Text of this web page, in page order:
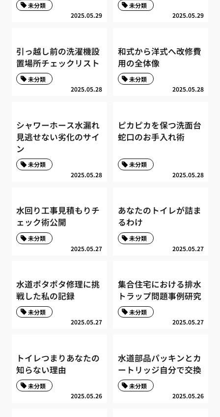
2025.05.29
未分類
2025.05.29
未分類
引っ越し前の洗濯機設
置場所チェックリスト
2025.05.28
未分類
和式から洋式へ改修費
用の全体像
2025.05.28
未分類
シャワーホース水漏れ
見逃せない劣化のサイ
ン
2025.05.28
未分類
ピカピカを保つ洗面台
蛇口のお手入れ術
2025.05.28
未分類
水回り工事見積もりチ
ェック術公開
2025.05.27
未分類
あなたのトイレが詰ま
るわけ
2025.05.27
未分類
水道ポタポタ修理に挑
戦した私の記録
2025.05.27
未分類
集合住宅における排水
トラップ問題事例研究
2025.05.27
未分類
トイレつまりあなたの
知らない理由
2025.05.26
未分類
水道部品パッキンとカ
ートリッジ自分で交換
2025.05.26
未分類